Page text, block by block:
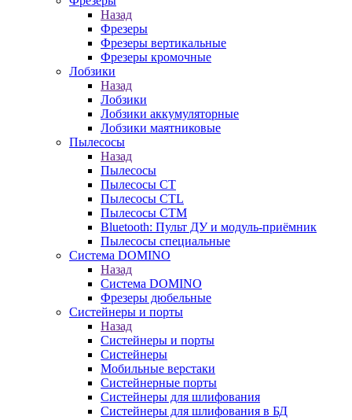
Назад
Фрезеры
Фрезеры вертикальные
Фрезеры кромочные
Лобзики
Назад
Лобзики
Лобзики аккумуляторные
Лобзики маятниковые
Пылесосы
Назад
Пылесосы
Пылесосы CT
Пылесосы CTL
Пылесосы CTM
Bluetooth: Пульт ДУ и модуль-приёмник
Пылесосы специальные
Система DOMINO
Назад
Система DOMINO
Фрезеры дюбельные
Систейнеры и порты
Назад
Систейнеры и порты
Систейнеры
Мобильные верстаки
Систейнерные порты
Систейнеры для шлифования
Систейнеры для шлифования в БД